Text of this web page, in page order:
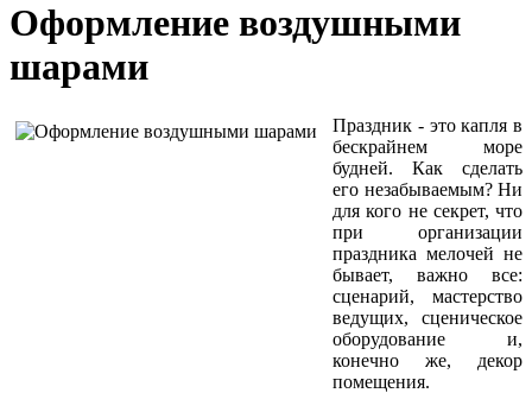
Оформление воздушными
шарами
Праздник - это капля в
бескрайнем море
будней. Как сделать
его незабываемым? Ни
для кого не секрет, что
при организации
праздника мелочей не
бывает, важно все:
сценарий, мастерство
ведущих, сценическое
оборудование и,
конечно же, декор
помещения.